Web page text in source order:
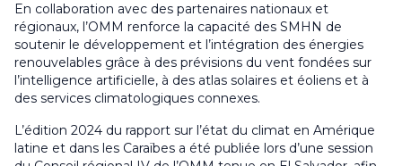
En collaboration avec des partenaires nationaux et
régionaux, l’OMM renforce la capacité des SMHN de
soutenir le développement et l’intégration des énergies
renouvelables grâce à des prévisions du vent fondées sur
l’intelligence artificielle, à des atlas solaires et éoliens et à
des services climatologiques connexes.
L’édition 2024 du rapport sur l’état du climat en Amérique
latine et dans les Caraïbes a été publiée lors d’une session